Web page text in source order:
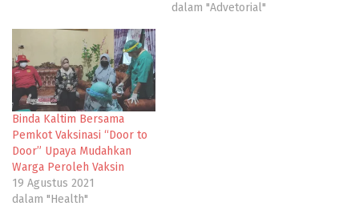
dalam "Advetorial"
Binda Kaltim Bersama
Pemkot Vaksinasi “Door to
Door” Upaya Mudahkan
Warga Peroleh Vaksin
19 Agustus 2021
dalam "Health"